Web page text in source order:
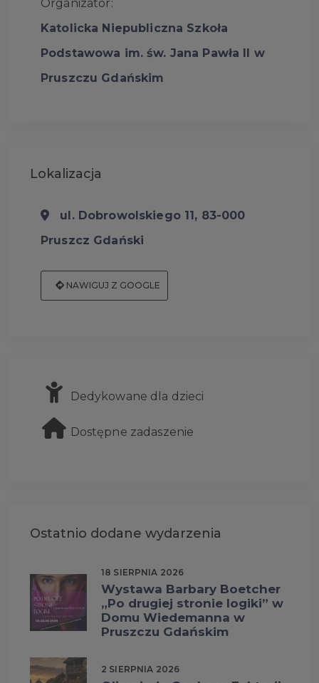
Organizator:
Katolicka Niepubliczna Szkoła
Podstawowa im. św. Jana Pawła II w
Pruszczu Gdańskim
Lokalizacja
ul. Dobrowolskiego 11, 83-000
Pruszcz Gdański
NAWIGUJ Z GOOGLE
Dedykowane dla dzieci
Dostępne zadaszenie
Ostatnio dodane wydarzenia
18 SIERPNIA 2026
Wystawa Barbary Boetcher
„Po drugiej stronie logiki” w
Domu Wiedemanna w
Pruszczu Gdańskim
2 SIERPNIA 2026